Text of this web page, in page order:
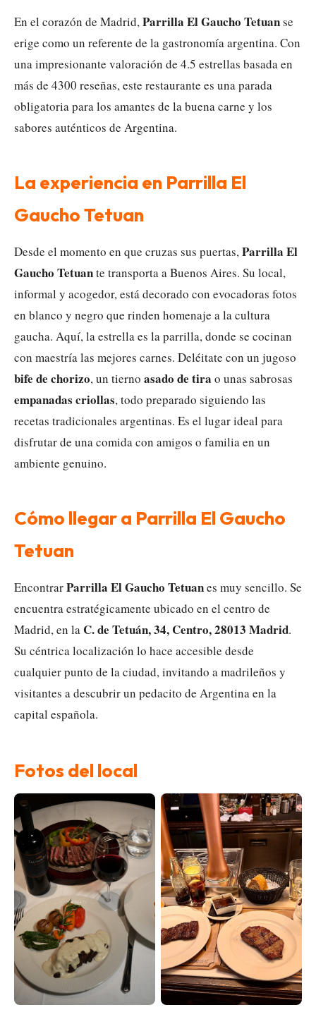
En el corazón de Madrid, Parrilla El Gaucho Tetuanse
erige como un referente de la gastronomía argentina. Con
una impresionante valoración de 4.5 estrellas basada en
más de 4300 reseñas, este restaurante es una parada
obligatoria para los amantes de la buena carne y los
sabores auténticos de Argentina.
La experiencia en Parrilla El
Gaucho Tetuan
Desde el momento en que cruzas sus puertas, Parrilla El
Gaucho Tetuante transporta a Buenos Aires. Su local,
informal y acogedor, está decorado con evocadoras fotos
en blanco y negro que rinden homenaje a la cultura
gaucha. Aquí, la estrella es la parrilla, donde se cocinan
con maestría las mejores carnes. Deléitate con un jugoso
bife de chorizo, un tierno asado de tira o unas sabrosas
empanadas criollas, todo preparado siguiendo las
recetas tradicionales argentinas. Es el lugar ideal para
disfrutar de una comida con amigos o familia en un
ambiente genuino.
Cómo llegar a Parrilla El Gaucho
Tetuan
EncontrarParrilla El Gaucho Tetuanes muy sencillo. Se
encuentra estratégicamente ubicado en el centro de
Madrid, en la C. de Tetuán, 34, Centro, 28013 Madrid.
Su céntrica localización lo hace accesible desde
cualquier punto de la ciudad, invitando a madrileños y
visitantes a descubrir un pedacito de Argentina en la
capital española.
Fotos del local